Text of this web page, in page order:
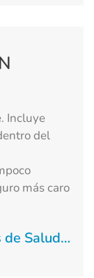
Incluye
del
más caro
de Salud…